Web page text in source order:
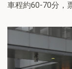
車程約60-70分，